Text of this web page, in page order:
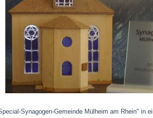
Synagogen-Gemeinde Mülheim am Rhein" in